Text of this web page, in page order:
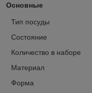
Основные
Тип посуды
Состояние
Количество в наборе
Материал
Форма